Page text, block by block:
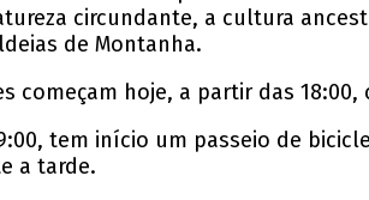
circundante, a cultura
de Montanha.
começam hoje, a partir das
tem início um passeio de
a tarde.